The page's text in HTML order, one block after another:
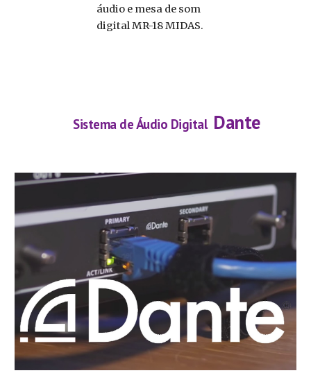
áudio e mesa de som
digital MR-18 MIDAS.
Sistema de Áudio Digital Dante